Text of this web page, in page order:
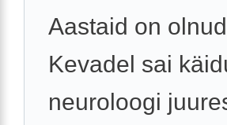
Aastaid on
Kevadel sai
neuroloogi